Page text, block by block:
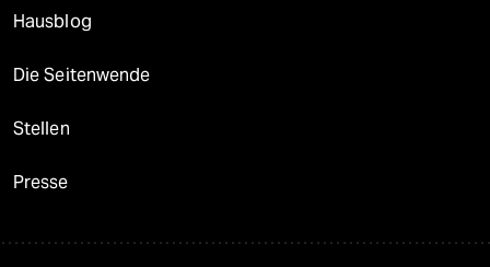
Hausblog
Die Seitenwende
Stellen
Presse